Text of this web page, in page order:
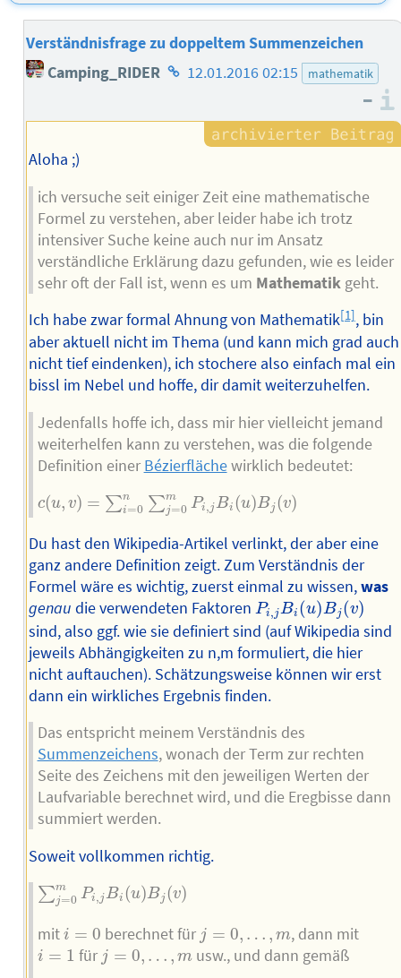
Verständnisfrage zu doppeltem Summenzeichen
Camping_RIDER Homepage
Autors
12.01.2016 02:15 mathematik
–
Aloha ;)
ich versuche seit einiger Zeit eine mathematische
Formel zu verstehen, aber leider habe ich trotz
intensiver Suche keine auch nur im Ansatz
verständliche Erklärung dazu gefunden, wie es leider
sehr oft der Fall ist, wenn es um Mathematikgeht.
Ich habe zwar formal Ahnung von Mathematik[1], bin
aber aktuell nicht im Thema (und kann mich grad auch
nicht tief eindenken), ich stochere also einfach mal ein
bissl im Nebel und hoffe, dir damit weiterzuhelfen.
Jedenfalls hoffe ich, dass mir hier vielleicht jemand
weiterhelfen kann zu verstehen, was die folgende
Definition einer Bézierflächewirklich bedeutet:
c(u, v) = ∑n
i=0 ∑m
j=0 Pi,jBi (u)Bj (v)
c(u, v)= =0n∑ 0mP Bi )B j(v)
Du hast den Wikipedia-Artikel verlinkt, der aber eine
ganz andere Definition zeigt. Zum Verständnis der
Formel wäre es wichtig, zuerst einmal zu wissen,was
genau die verwendeten Faktoren Pi,jBi (u)Bj (v)
Pi Bi( u)B j(v )
sind, also ggf. wie sie definiert sind (auf Wikipedia sind
jeweils Abhängigkeiten zu n,m formuliert, die hier
nicht auftauchen). Schätzungsweise können wir erst
dann ein wirkliches Ergebnis finden.
Das entspricht meinem Verständnis des
Summenzeichens, wonach der Term zur rechten
Seite des Zeichens mit den jeweiligen Werten der
Laufvariable berechnet wird, und die Eregbisse dann
summiert werden.
Soweit vollkommen richtig.
∑m
j=0 Pi,jBi (u)Bj (v)
∑j=0 Pi Bi( u)B j(v )
mit i = 0
i=0 berechnet für j = 0, … , m
j= 0, … , dann mit
i = 1
i=1 für j = 0, … , m
j= 0, … usw., und dann gemäß